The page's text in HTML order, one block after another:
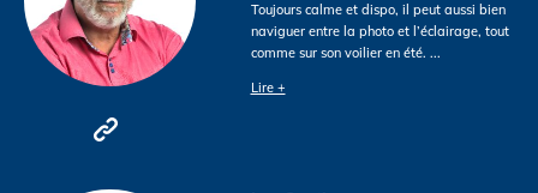
Toujours calme et dispo, il peut aussi bien
naviguer entre la photo et l’éclairage, tout
comme sur son voilier en été. ...
Lire +